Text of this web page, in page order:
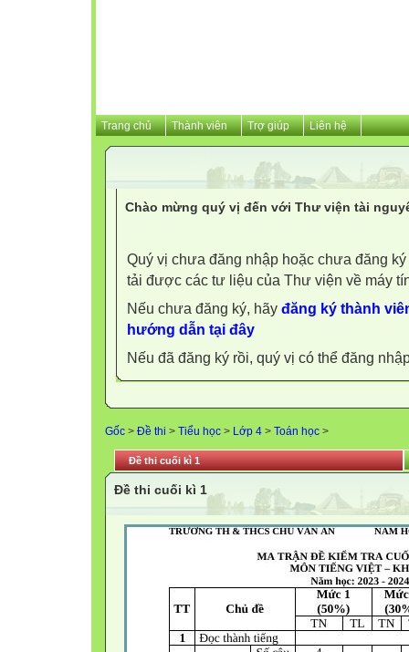
Trang chủ Thành viên Trợ giúp Liên hệ
Chào mừng quý vị đến với Thư viện tài
Quý vị chưa đăng nhập hoặc chưa đăng
tải được các tư liệu của Thư viện về máy
Nếu chưa đăng ký, hãy đăng ký thành
hướng dẫn tại đây
Nếu đã đăng ký rồi, quý vị có thể đăng
Gốc > Đề thi > Tiểu học > Lớp 4 > Toán học >
Đề thi cuối kì 1
Đề thi cuối kì 1